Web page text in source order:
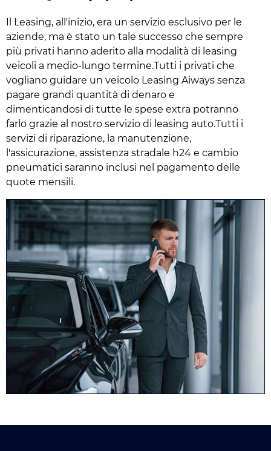
Il Leasing, all'inizio, era un servizio esclusivo per le
aziende, ma è stato un tale successo che sempre
più privati hanno aderito alla modalità di leasing
veicoli a medio-lungo termine.Tutti i privati che
vogliano guidare un veicolo Leasing Aiways senza
pagare grandi quantità di denaro e
dimenticandosi di tutte le spese extra potranno
farlo grazie al nostro servizio di leasing auto.Tutti i
servizi di riparazione, la manutenzione,
l'assicurazione, assistenza stradale h24 e cambio
pneumatici saranno inclusi nel pagamento delle
quote mensili.